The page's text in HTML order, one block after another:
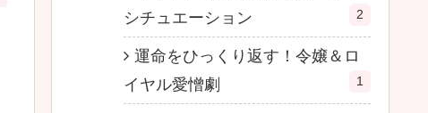
シチュエーション
2
運命をひっくり返す！令嬢＆ロ
イヤル愛憎劇
1